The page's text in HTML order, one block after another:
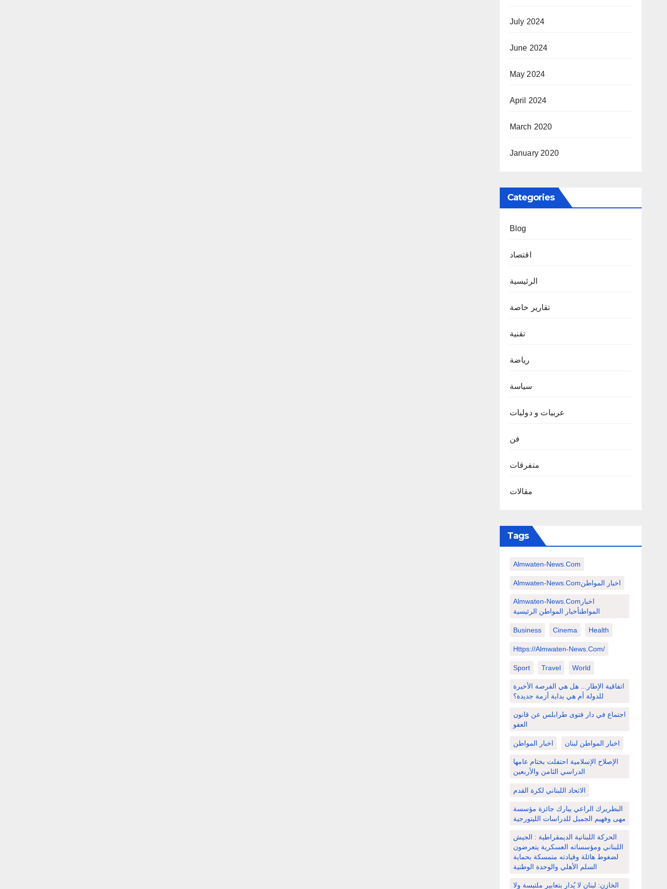
July 2024
June 2024
May 2024
April 2024
March 2020
January 2020
Categories
Blog
اقتصاد
الرئيسية
تقارير خاصة
تقنية
رياضة
سياسة
عربيات و دوليات
فن
متفرقات
مقالات
Tags
Almwaten-News.com
Almwaten-News.comاخبار المواطن
Almwaten-News.comاخبار
المواطنأخبار المواطن الرئيسية
Business Cinema Health
Https://almwaten-News.com/
Sport Travel World
اتفاقية الإطار... هل هي الفرصة الأخيرة
للدولة أم هي بداية أزمة جديدة؟
اجتماع في دار فتوى طرابلس عن قانون
العفو
اخبار المواطن اخبار المواطن لبنان
الإصلاح الإسلامية احتفلت بختام عامها
الدراسي الثامن والأربعين
الاتحاد اللبناني لكرة القدم
البطريرك الراعي يبارك جائزة مؤسسة
مهى وفهيم الجميل للدراسات الليتورجية
الحركة اللبنانية الديمقراطية : الجيش
اللبناني ومؤسساته العسكرية يتعرضون
لضغوط هائلة وقيادته متمسكة بحماية
السلم الأهلي والوحدة الوطنية
الخازن: لبنان لا يُدار بتعابير ملتبسة ولا